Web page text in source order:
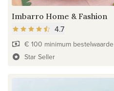
Imbarro Home & Fashion
4.7
€ 100 minimum bestelwaarde
Star Seller